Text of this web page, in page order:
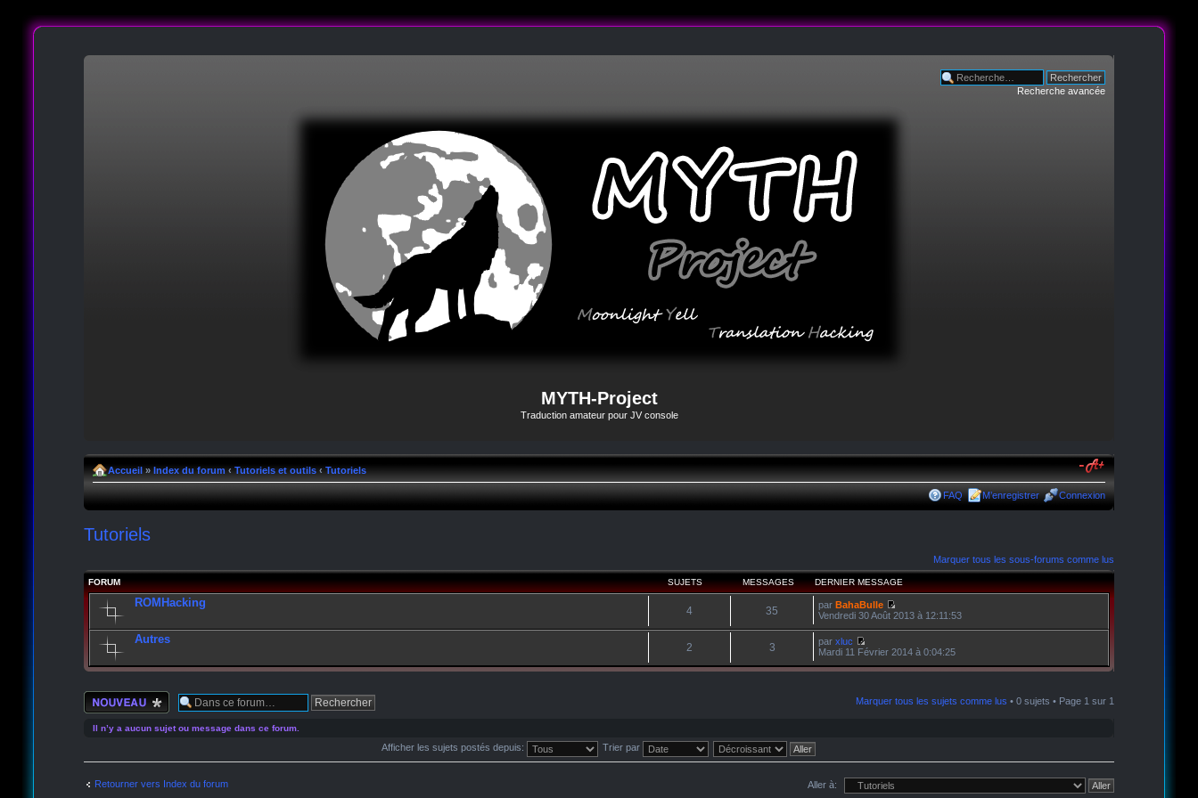
Recherche avancée
MYTH-Project
Traduction amateur pour JV console
Accueil» Index du forum ‹ Tutoriels et outils ‹ Tutoriels
FAQ M’enregistrer Connexion
Tutoriels
Marquer tous les sous-forums comme lus
FORUM SUJETS MESSAGES DERNIER MESSAGE
ROMHacking
4 35 par BahaBulle
Vendredi 30 Août 2013 à 12:11:53
Autres
2 3 par xluc
Mardi 11 Février 2014 à 0:04:25
Écrire un nouveau
sujet
Marquer tous les sujets comme lus • 0 sujets • Page 1 sur 1
Il n’y a aucun sujet ou message dans ce forum.
Afficher les sujets postés depuis: Trier par
Retourner vers Index du forum Aller à: